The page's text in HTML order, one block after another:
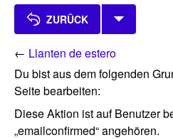
ZURÜCK
← Llanten de estero
Du bist aus dem folgenden
Seite bearbeiten:
Diese Aktion ist auf Benutzer
„emailconfirmed“ angehören.